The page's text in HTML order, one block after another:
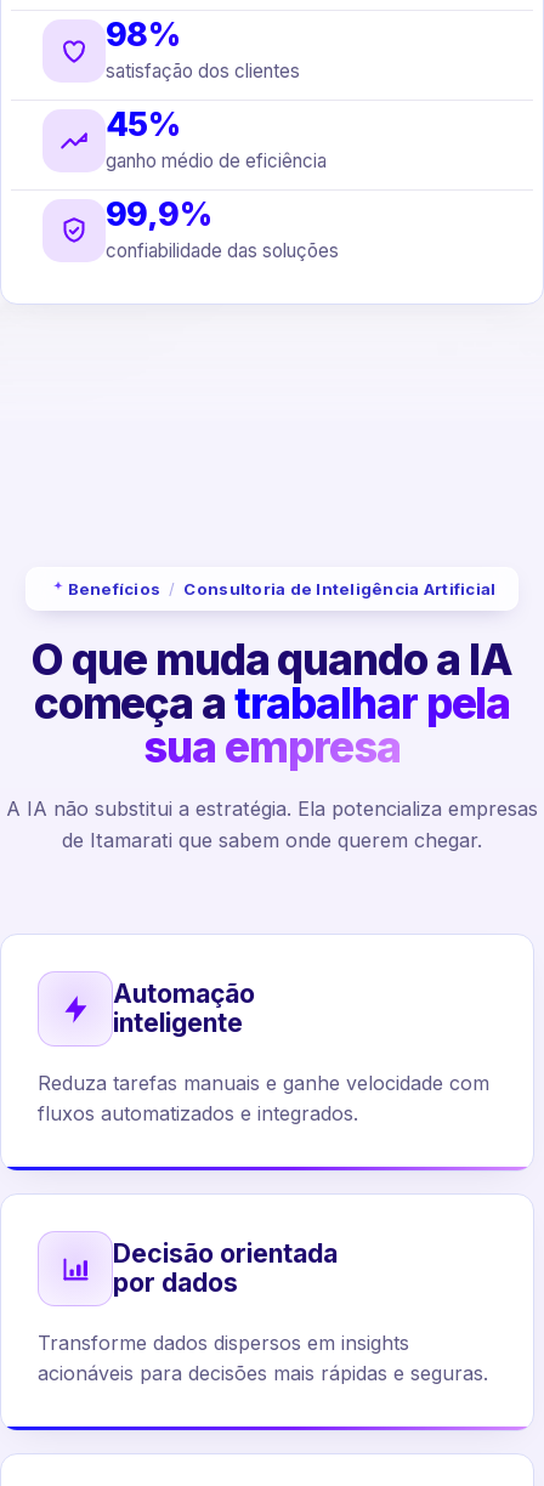
98%
satisfação dos clientes
45%
ganho médio de eficiência
99,9%
confiabilidade das soluções
Benefícios / Consultoria de Inteligência Artificial
O que muda quando a IA
começa atrabalhar pela
sua empresa
A IA não substitui a estratégia. Ela potencializa empresas
de Itamarati que sabem onde querem chegar.
Automação
inteligente
Reduza tarefas manuais e ganhe velocidade com
fluxos automatizados e integrados.
Decisão orientada
por dados
Transforme dados dispersos em insights
acionáveis para decisões mais rápidas e seguras.